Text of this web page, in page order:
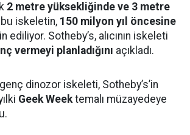
2 metre yüksekliğinde ve 3 metre
bu iskeletin, 150 milyon yıl öncesine
ediliyor. Sotheby’s, alıcının iskeleti
vermeyi planladığını açıkladı.
dinozor iskeleti, Sotheby’s’in
Geek Weektemalı müzayedeye